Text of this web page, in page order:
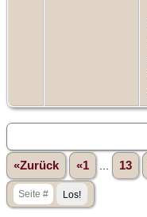
«Zurück «1 13